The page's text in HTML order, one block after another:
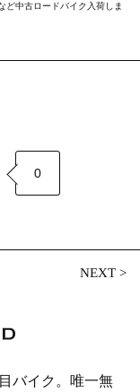
中古ロードバイク入荷しま
0
NEXT>
バイク。唯一無